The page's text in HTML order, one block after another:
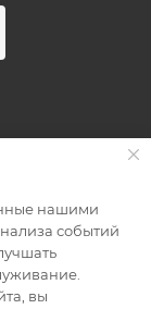
нашими
событий
вы